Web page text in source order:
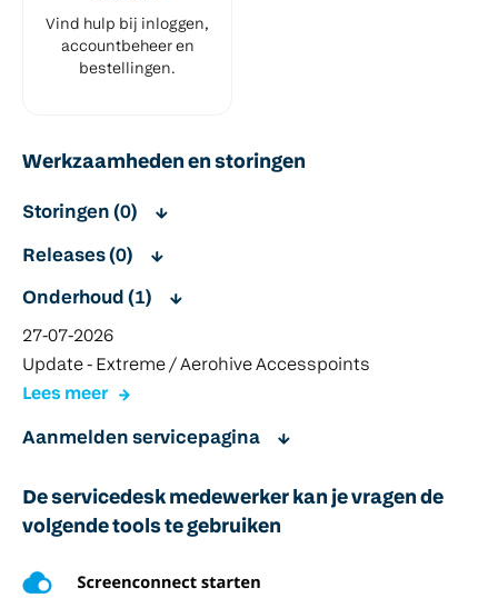
Vind hulp bij inloggen,
accountbeheer en
bestellingen.
Werkzaamheden en storingen
Storingen (0)
Releases (0)
Onderhoud (1)
27-07-2026
Update - Extreme / Aerohive Accesspoints
Lees meer
Aanmelden servicepagina
De servicedesk medewerker kan je vragen de
volgende tools te gebruiken